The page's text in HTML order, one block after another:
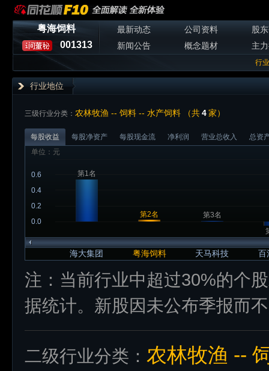
粤海饲料
001313
最新动态 公司资料
股
新闻公告
概念题材 主
行
行业地位
三级行业分类： 农林牧渔 -- 饲料 -- 水产饲料 （共4家）
每股收益 每股净资产 每股现金流 净利润 营业总收入
总资
单位：元
海大集团 粤海饲料 天马科技 百
0.0
0.2
0.4
0.6 第1名
第2名
第3名
注：当前行业中超过30%的个
据统计。新股因未公布季报而
二级行业分类： 农林牧渔 --